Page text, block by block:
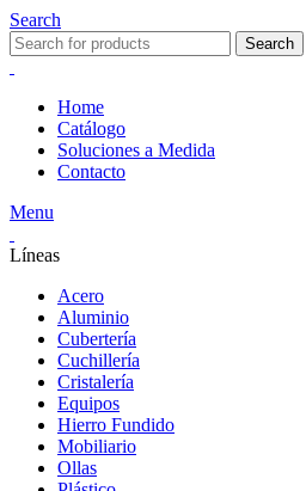
Search
Search
Home
Catálogo
Soluciones a Medida
Contacto
Menu
Líneas
Acero
Aluminio
Cubertería
Cuchillería
Cristalería
Equipos
Hierro Fundido
Mobiliario
Ollas